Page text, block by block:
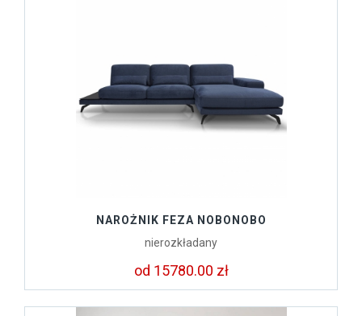
NAROŻNIK FEZA NOBONOBO
nierozkładany
od 15780.00 zł